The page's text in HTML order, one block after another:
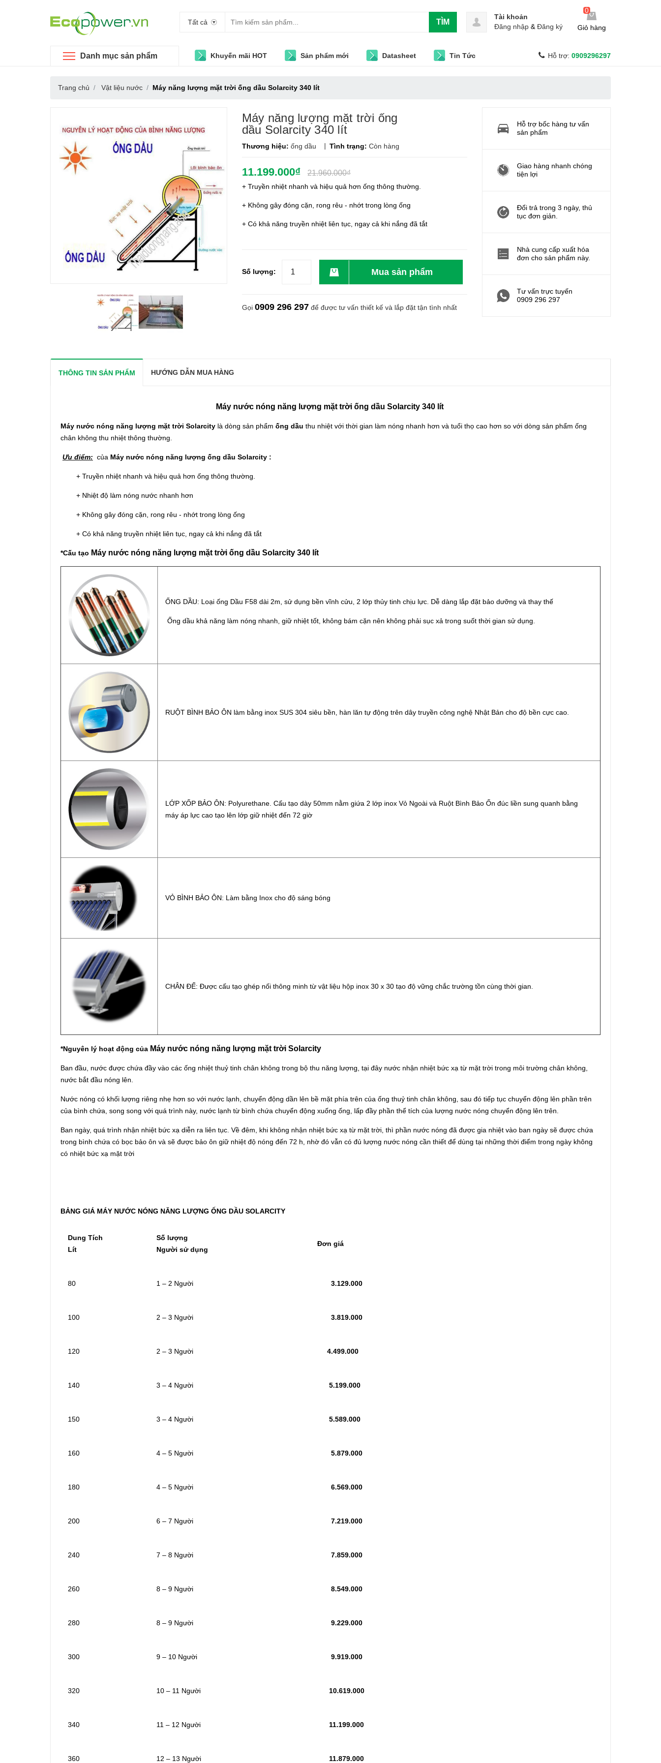
Tất cả TÌM
0
Giỏ hàng
Tài khoản
Đăng nhập & Đăng ký
Danh mục sản phẩm Khuyến mãi HOT Sản phẩm mới Datasheet Tin Tức Hỗ trợ: 0909296297
Trang chủ Vật liệu nước Máy năng lượng mặt trời ống dầu Solarcity 340 lít
Máy năng lượng mặt trời ống
dầu Solarcity 340 lít
Thương hiệu: ống dầu | Tình trạng: Còn hàng
11.199.000₫ 21.960.000₫
+ Truyền nhiệt nhanh và hiệu quả hơn ống thông thường.
+ Không gây đóng cặn, rong rêu - nhớt trong lòng ống
+ Có khả năng truyền nhiệt liên tục, ngay cả khi nắng đã tắt
Số lượng: Mua sản phẩm
Gọi 0909 296 297 để được tư vấn thiết kế và lắp đặt tận tình nhất
Hỗ trợ bốc hàng tư vấn
sản phẩm
Giao hàng nhanh chóng
tiện lợi
Đổi trả trong 3 ngày, thủ
tục đơn giản.
Nhà cung cấp xuất hóa
đơn cho sản phẩm này.
Tư vấn trực tuyến
0909 296 297
THÔNG TIN SẢN PHẨM HƯỚNG DẪN MUA HÀNG
Máy nước nóng năng lượng mặt trời ống dầu Solarcity 340 lít
Máy nước nóng năng lượng mặt trời Solarcity là dòng sản phẩm ống dầu thu nhiệt với thời gian làm nóng nhanh hơn và tuổi thọ cao hơn so với dòng sản phẩm ống
chân không thu nhiệt thông thường.
Ưu điểm: của Máy nước nóng năng lượng ống dầu Solarcity :
+ Truyền nhiệt nhanh và hiệu quả hơn ống thông thường.
+ Nhiệt độ làm nóng nước nhanh hơn
+ Không gây đóng cặn, rong rêu - nhớt trong lòng ống
+ Có khả năng truyền nhiệt liên tục, ngay cả khi nắng đã tắt
*Cấu tạo Máy nước nóng năng lượng mặt trời ống dầu Solarcity 340 l ít
ỐNG DẦU: Loại ống Dầu F58 dài 2m, sử dụng bền vĩnh cửu, 2 lớp thủy tinh chịu lực. Dễ dàng lắp đặt bảo dưỡng và thay thế
Ống dầu khả năng làm nóng nhanh, giữ nhiệt tốt, không bám cặn nên không phải sục xả trong suốt thời gian sử dụng.
RUỘT BÌNH BẢO ÔN làm bằng inox SUS 304 siêu bền, hàn lăn tự động trên dây truyền công nghệ Nhật Bản cho độ bền cực cao.
LỚP XỐP BẢO ÔN: Polyurethane. Cấu tạo dày 50mm nằm giứa 2 lớp inox Vỏ Ngoài và Ruột Bình Bảo Ốn đúc liền sung quanh bằng
máy áp lực cao tạo lên lớp giữ nhiệt đến 72 giờ
VỎ BÌNH BẢO ÔN: Làm bằng Inox cho độ sáng bóng
CHÂN ĐẾ: Được cấu tạo ghép nối thông minh từ vật liệu hộp inox 30 x 30 tạo độ vững chắc trường tồn cùng thời gian.
*Nguyên lý hoạt động của Máy nước nóng năng lượng mặt trời Solarcity
Ban đầu, nước được chứa đầy vào các ống nhiệt thuỷ tinh chân không trong bộ thu năng lượng, tại đây nước nhận nhiệt bức xạ từ mặt trời trong môi trường chân không,
nước bắt đầu nóng lên.
Nước nóng có khối lượng riêng nhẹ hơn so với nước lạnh, chuyển động dần lên bề mặt phía trên của ống thuỷ tinh chân không, sau đó tiếp tục chuyển động lên phần trên
của bình chứa, song song với quá trình này, nước lạnh từ bình chứa chuyển động xuống ống, lấp đầy phần thể tích của lượng nước nóng chuyển động lên trên.
Ban ngày, quá trình nhận nhiệt bức xạ diễn ra liên tục. Về đêm, khi không nhận nhiệt bức xạ từ mặt trời, thì phần nước nóng đã được gia nhiệt vào ban ngày sẽ được chứa
trong bình chứa có bọc bảo ôn và sẽ được bảo ôn giữ nhiệt độ nóng đến 72 h, nhờ đó vẫn có đủ lượng nước nóng cần thiết để dùng tại những thời điểm trong ngày không
có nhiệt bức xạ mặt trời
BẢNG GIÁ MÁY NƯỚC NÓNG NĂNG LƯỢNG ỐNG DẦU SOLARCITY
Dung Tích
Lít
Số lượng
Người sử dụng
Đơn giá
80 1 – 2 Người 3.129.000
100 2 – 3 Người 3.819.000
120 2 – 3 Người 4.499.000
140 3 – 4 Người 5.199.000
150 3 – 4 Người 5.589.000
160 4 – 5 Người 5.879.000
180 4 – 5 Người 6.569.000
200 6 – 7 Người 7.219.000
240 7 – 8 Người 7.859.000
260 8 – 9 Người 8.549.000
280 8 – 9 Người 9.229.000
300 9 – 10 Người 9.919.000
320 10 – 11 Người 10.619.000
340 11 – 12 Người 11.199.000
360 12 – 13 Người 11.879.000